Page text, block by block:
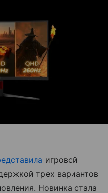
игровой
трех вариантов
Новинка стала